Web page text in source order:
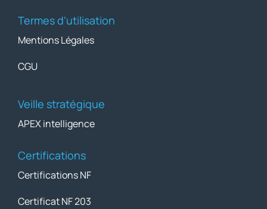
Termes d'utilisation
Mentions Légales
CGU
Veille stratégique
APEX intelligence
Certifications
Certifications NF
Certificat NF 203